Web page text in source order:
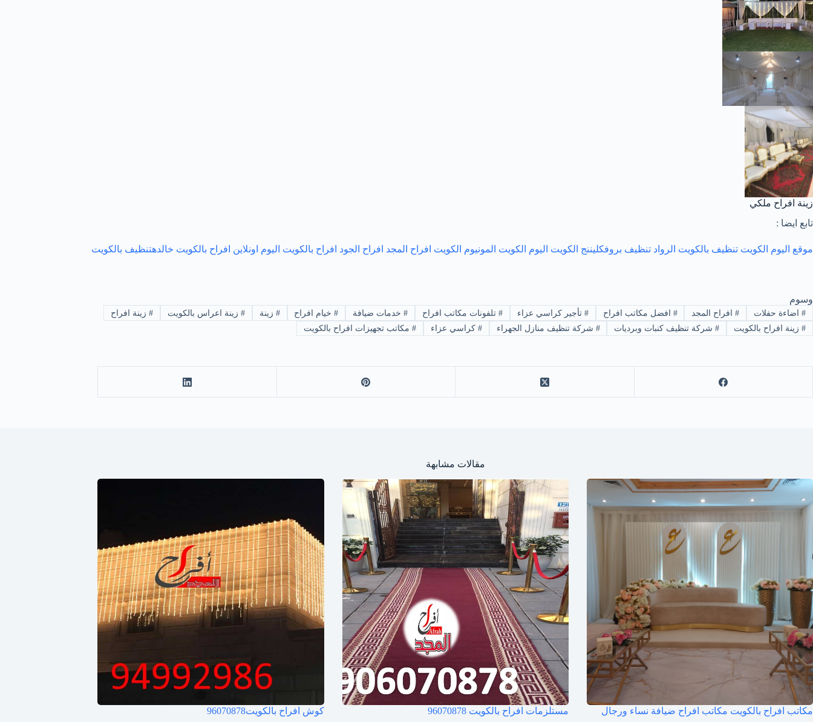
زينة افراح ملكي
تابع ايضا :
موقع اليوم الكويت تنظيف بالكويت الرواد تنظيف بروفكليننج الكويت اليوم الكويت المونيوم الكويت افراح المجد افراح الجود افراح بالكويت اليوم اونلاين افراح بالكويت خالدهتنظيف بالكويت
وسوم
#اضاءة حفلات #افراح المجد # افضل مكاتب افراح # تأجير كراسي عزاء # تلفونات مكاتب افراح #خدمات ضيافة #خيام افراح # زينة # زينة اعراس بالكويت #زينة افراح
#زينة افراح بالكويت #شركة تنظيف كنبات وبرديات # شركة تنظيف منازل الجهراء # كراسي عزاء # مكاتب تجهيزات افراح بالكويت
مقالات مشابهة
مكاتب افراح بالكويت مكاتب افراح ضيافة نساء ورجال مستلزمات افراح بالكويت96070878 كوش افراح بالكويت96070878